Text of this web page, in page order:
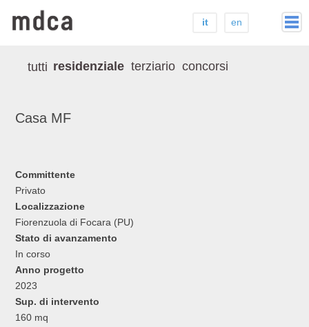
progetti
it en
residenziale terziario concorsi
tutti
Casa MF
Committente
Privato
Localizzazione
Fiorenzuola di Focara (PU)
Stato di avanzamento
In corso
Anno progetto
2023
Sup. di intervento
160 mq